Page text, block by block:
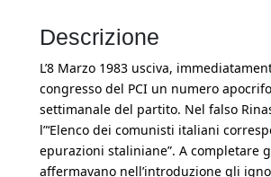
Descrizione
L’8 Marzo 1983 usciva,
congresso del PCI un numero
settimanale del partito. Nel falso
l”‘Elenco dei comunisti italiani
epurazioni staliniane”. A completare
affermavano nell’introduzione gli